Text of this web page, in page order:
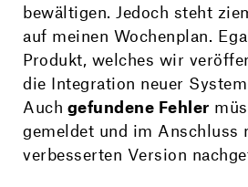
bewältigen. Jedoch steht
auf meinen Wochenplan.
Produkt, welches wir
die Integration neuer
Auch gefundene Fehler
gemeldet und im Anschluss
verbesserten Version